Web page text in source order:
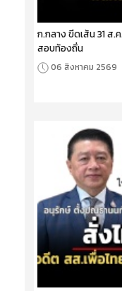
ก.กลาง ขีดเส้น 31 ส.
สอบท้องถิ่น
06 สิงหาคม 2569